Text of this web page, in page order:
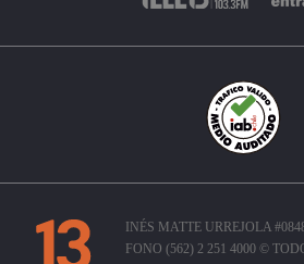
INÉS MATTE URREJOLA
FONO (562) 2 251 4000 ©